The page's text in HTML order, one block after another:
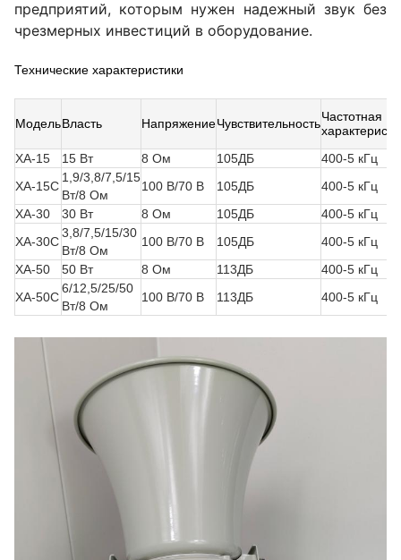
предприятий, которым нужен надежный звук без
чрезмерных инвестиций в оборудование.
Технические характеристики
МодельВласть НапряжениеЧувствительностьЧастотная
ХА-15
15 Вт 8 Ом 105ДБ
400-5 кГц
ХА-15С
1,9/3,8/7,5/15
Вт/8 Ом
100 В/70 В 105ДБ
400-5 кГц
ХА-30
30 Вт 8 Ом 105ДБ
400-5 кГц
ХА-30С
3,8/7,5/15/30
Вт/8 Ом
100 В/70 В 105ДБ
400-5 кГц
ХА-50
50 Вт 8 Ом 113ДБ
400-5 кГц
ХА-50С
6/12,5/25/50
Вт/8 Ом
100 В/70 В 113ДБ 400-5 кГц